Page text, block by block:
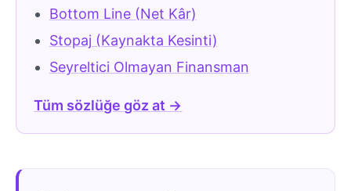
Bottom Line (Net Kâr)
Stopaj (Kaynakta Kesinti)
Seyreltici Olmayan Finansman
Tüm sözlüğe göz at →